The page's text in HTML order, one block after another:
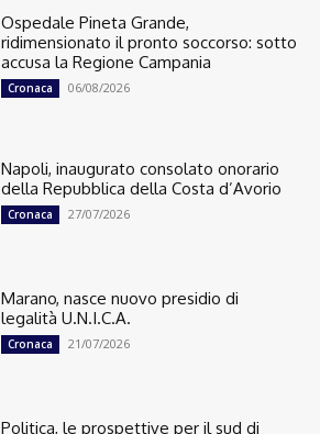
Ospedale Pineta Grande,
ridimensionato il pronto soccorso: sotto
accusa la Regione Campania
Cronaca 06/08/2026
Napoli, inaugurato consolato onorario
della Repubblica della Costa d’Avorio
Cronaca 27/07/2026
Marano, nasce nuovo presidio di
legalità U.N.I.C.A.
Cronaca 21/07/2026
Politica, le prospettive per il sud di